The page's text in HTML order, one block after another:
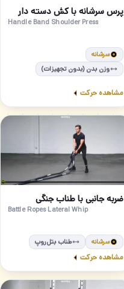
66
پرس سرشانه با کش دسته دار
Handle Band Shoulder Press
سرشانه
وزن بدن (بدون تجهیزات)
مشاهده حرکت
68
ضربه جانبی با طناب جنگی
Battle Ropes Lateral Whip
سرشانه طناب بتل‌روپ
مشاهده حرکت